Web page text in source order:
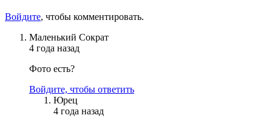
Войдите, чтобы комментировать.
Маленький Сократ
4 года назад
Фото есть?
Войдите, чтобы ответить
Юрец
4 года назад